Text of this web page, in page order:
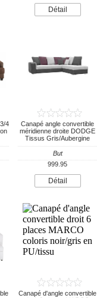
Détail
4
Canapé angle convertible
méridienne droite DODGE
Tissus Gris/Aubergine
But
999.95
Détail
Canapé d'angle convertible